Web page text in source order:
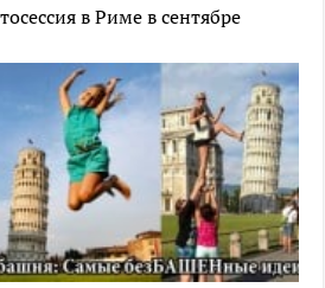
в Риме в сентябре